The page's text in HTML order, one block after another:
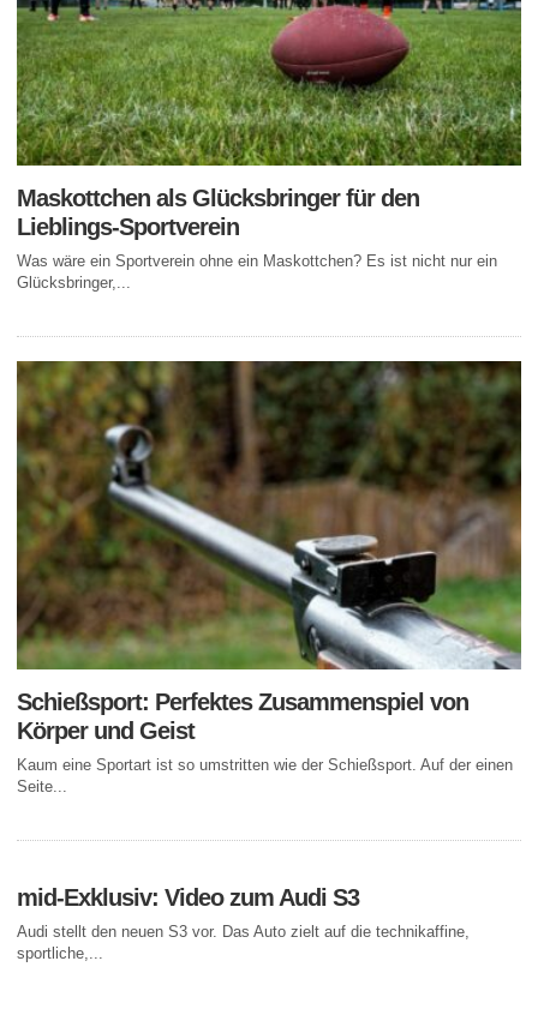
Maskottchen als Glücksbringer für den
Lieblings-Sportverein
Was wäre ein Sportverein ohne ein Maskottchen? Es ist nicht nur ein
Glücksbringer,...
Schießsport: Perfektes Zusammenspiel von
Körper und Geist
Kaum eine Sportart ist so umstritten wie der Schießsport. Auf der einen
Seite...
mid-Exklusiv: Video zum Audi S3
Audi stellt den neuen S3 vor. Das Auto zielt auf die technikaffine,
sportliche,...